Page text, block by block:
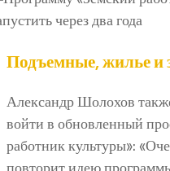
Подъемные, жилье и
Александр Шолохов
войти в обновленный
работник культуры»: